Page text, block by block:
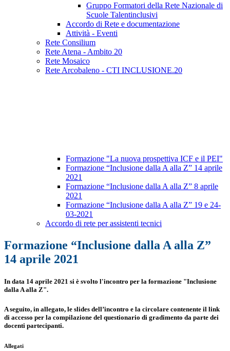
Gruppo Formatori della Rete Nazionale di
Scuole Talentinclusivi
Accordo di Rete e documentazione
Attività - Eventi
Rete Consilium
Rete Atena - Ambito 20
Rete Mosaico
Rete Arcobaleno - CTI INCLUSIONE.20
Formazione "La nuova prospettiva ICF e il PEI"
Formazione “Inclusione dalla A alla Z” 14 aprile
2021
Formazione “Inclusione dalla A alla Z” 8 aprile
2021
Formazione “Inclusione dalla A alla Z” 19 e 24-
03-2021
Accordo di rete per assistenti tecnici
Formazione “Inclusione dalla A alla Z”
14 aprile 2021
In data 14 aprile 2021 si è svolto l'incontro per la formazione "Inclusione
dalla A alla Z".
A seguito, in allegato, le slides dell’incontro e la circolare contenente il link
di accesso per la compilazione del questionario di gradimento da parte dei
docenti partecipanti.
Allegati